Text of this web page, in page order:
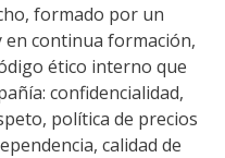
formado por un
continua formación,
ético interno que
confidencialidad,
política de precios
calidad de